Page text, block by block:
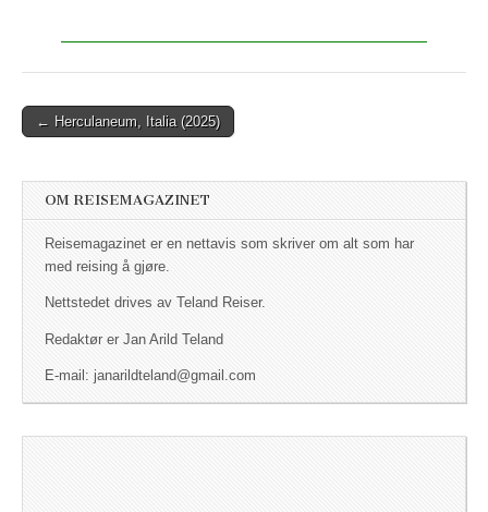
Post navigation
← Herculaneum, Italia (2025)
OM REISEMAGAZINET
Reisemagazinet er en nettavis som skriver om alt som har
med reising å gjøre.
Nettstedet drives av Teland Reiser.
Redaktør er Jan Arild Teland
E-mail: janarildteland@gmail.com